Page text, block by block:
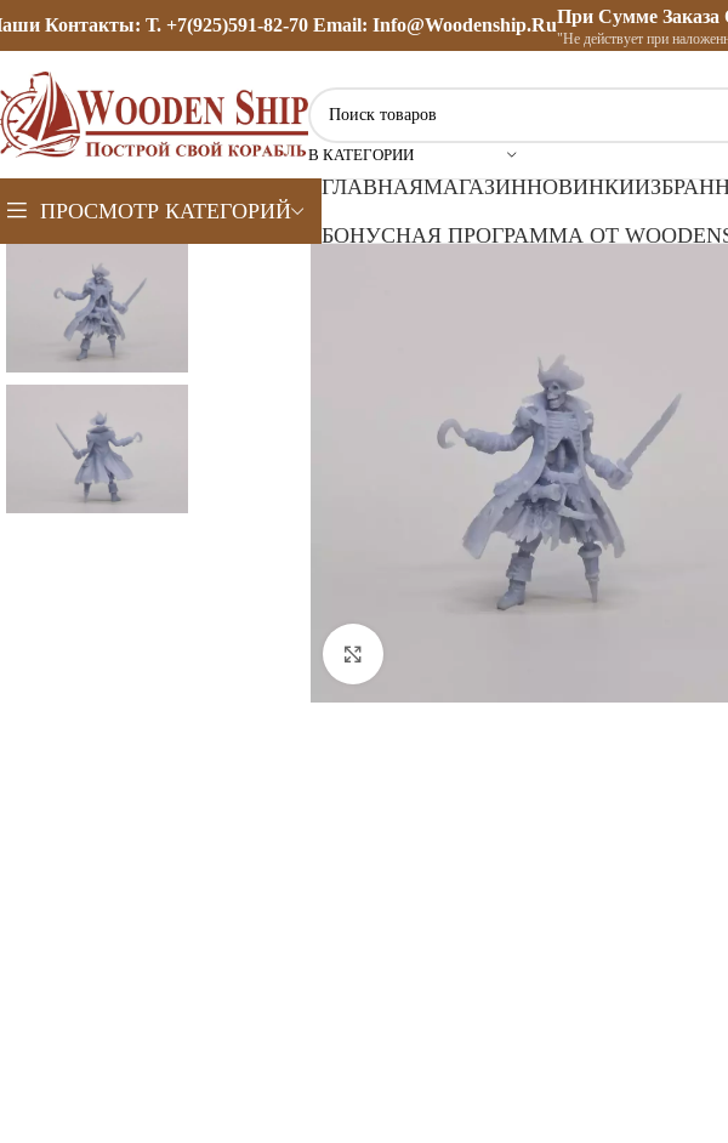
Контакты: Т. +7(925)591-82-70 Email: Info@woodenship.ruПри Сумме Заказа
"Не действует при
В КАТЕГОРИИ
ПРОСМОТР КАТЕГОРИЙ
ГЛАВНАЯМАГАЗИННОВИНКИ
БОНУСНАЯ ПРОГРАММА ОТ